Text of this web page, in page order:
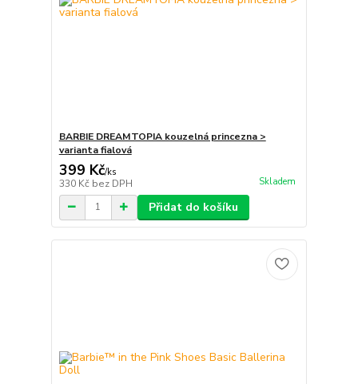
BARBIE DREAMTOPIA kouzelná princezna >
varianta fialová
399 Kč/ks
330 Kč bez DPH Skladem
Přidat do košíku